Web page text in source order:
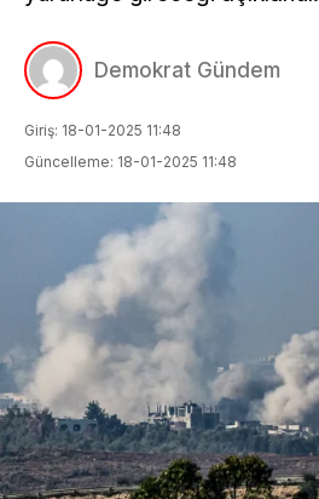
Demokrat Gündem
Giriş: 18-01-2025 11:48
Güncelleme: 18-01-2025 11:48